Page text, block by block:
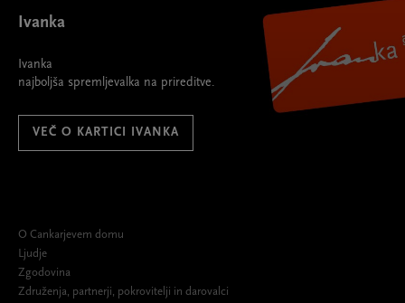
Ivanka
Ivanka
najboljša spremljevalka na prireditve.
VEČ O KARTICI IVANKA
O Cankarjevem domu
Ljudje
Zgodovina
Združenja, partnerji, pokrovitelji in darovalci